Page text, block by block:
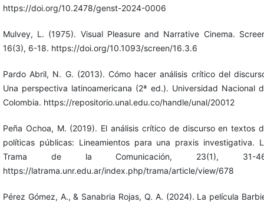
https://doi.org/10.2478/genst-2024-0006
Mulvey, L. (1975). Visual Pleasure and Narrative Cinema.
16(3), 6-18. https://doi.org/10.1093/screen/16.3.6
Pardo Abril, N. G. (2013). Cómo hacer análisis crítico del
Una perspectiva latinoamericana (2ª ed.). Universidad Nacional
Colombia. https://repositorio.unal.edu.co/handle/unal/20012
Peña Ochoa, M. (2019). El análisis crítico de discurso en textos
políticas públicas: Lineamientos para una praxis investigativa.
Trama de la Comunicación, 23(1), 31-
https://latrama.unr.edu.ar/index.php/trama/article/view/678
Pérez Gómez, A., & Sanabria Rojas, Q. A. (2024). La película